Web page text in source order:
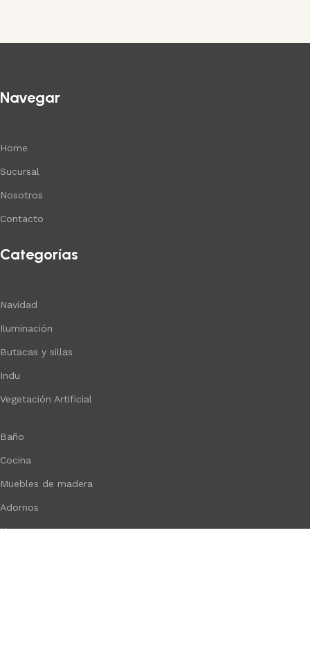
Navegar
Home
Sucursal
Nosotros
Contacto
Categorías
Navidad
Iluminación
Butacas y sillas
Indu
Vegetación Artificial
Baño
Cocina
Muebles de madera
Adornos
Hogar